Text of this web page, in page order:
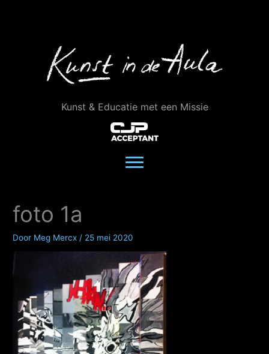
Kunst & Educatie met een Missie
foto 1a
Door Meg Mercx / 25 mei 2020